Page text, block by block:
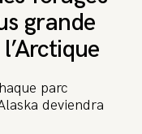
grande
parc
deviendra